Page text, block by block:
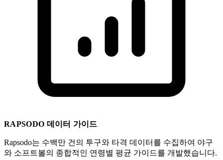
RAPSODO 데이터 가이드
Rapsodo는 수백만 건의 투구와 타격 데이터를 수집하여 야구
와 소프트볼의 종합적인 연령별 평균 가이드를 개발했습니다.